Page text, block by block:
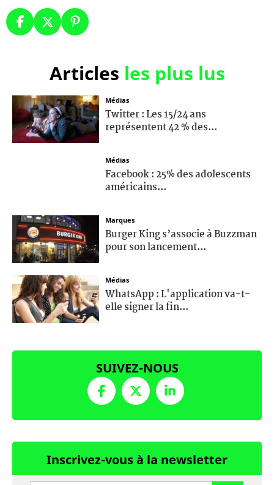
Articles les plus lus
Médias
Twitter : Les 15/24 ans
représentent 42 % des...
Médias
Facebook : 25% des adolescents
américains...
Marques
Burger King s’associe à Buzzman
pour son lancement...
Médias
WhatsApp : L'application va-t-
elle signer la fin...
SUIVEZ-NOUS
Inscrivez-vous à la newsletter